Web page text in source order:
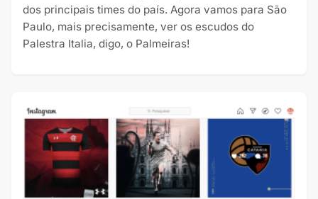
dos principais times do país. Agora vamos para São
Paulo, mais precisamente, ver os escudos do
Palestra Italia, digo, o Palmeiras!